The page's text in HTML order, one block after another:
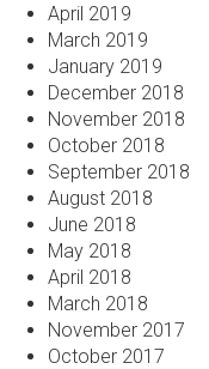
April 2019
March 2019
January 2019
December 2018
November 2018
October 2018
September 2018
August 2018
June 2018
May 2018
April 2018
March 2018
November 2017
October 2017